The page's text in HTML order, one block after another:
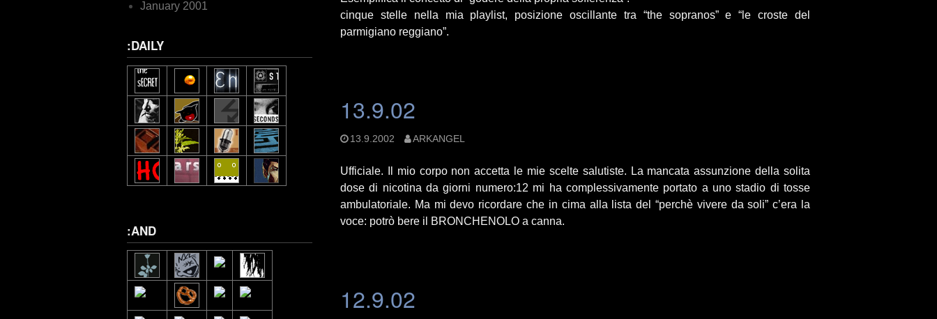
cinque stelle nella mia playlist, posizione oscillante tra “the sopranos” e “le croste del
parmigiano reggiano”.
13.9.02
13.9.2002 ARKANGEL
Ufficiale. Il mio corpo non accetta le mie scelte salutiste. La mancata assunzione della solita
dose di nicotina da giorni numero:12 mi ha complessivamente portato a uno stadio di tosse
ambulatoriale. Ma mi devo ricordare che in cima alla lista del “perchè vivere da soli” c’era la
voce: potrò bere il BRONCHENOLO a canna.
12.9.02
January 2001
:DAILY
:AND